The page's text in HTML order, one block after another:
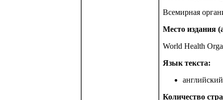
Всемирная
Место издания
World Health
Язык текста:
Количество